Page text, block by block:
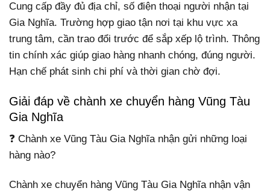
Cung cấp đầy đủ địa chỉ, số điện thoại người nhận tại
Gia Nghĩa. Trường hợp giao tận nơi tại khu vực xa
trung tâm, cần trao đổi trước để sắp xếp lộ trình. Thông
tin chính xác giúp giao hàng nhanh chóng, đúng người.
Hạn chế phát sinh chi phí và thời gian chờ đợi.
Giải đáp về chành xe chuyển hàng Vũng Tàu
Gia Nghĩa
❓ Chành xe Vũng Tàu Gia Nghĩa nhận gửi những loại
hàng nào?
Chành xe chuyển hàng Vũng Tàu Gia Nghĩa nhận vận